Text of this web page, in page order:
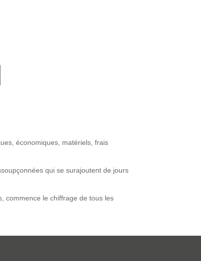
économiques, matériels, frais
qui se surajoutent de jours
commence le chiffrage de tous les